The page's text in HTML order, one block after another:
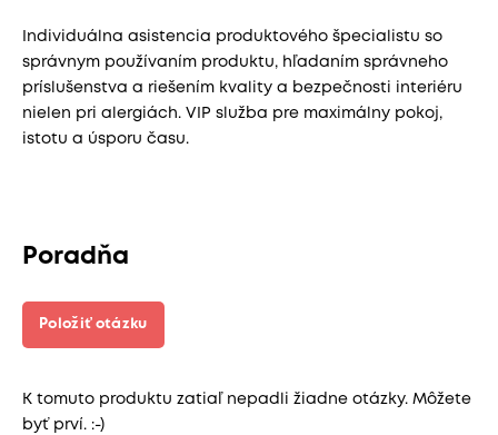
Individuálna asistencia produktového špecialistu so
správnym používaním produktu, hľadaním správneho
príslušenstva a riešením kvality a bezpečnosti interiéru
nielen pri alergiách. VIP služba pre maximálny pokoj,
istotu a úsporu času.
Poradňa
Položiť otázku
K tomuto produktu zatiaľ nepadli žiadne otázky. Môžete
byť prví. :-)